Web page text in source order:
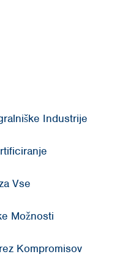
Industrije
Vse
Možnosti
Kompromisov